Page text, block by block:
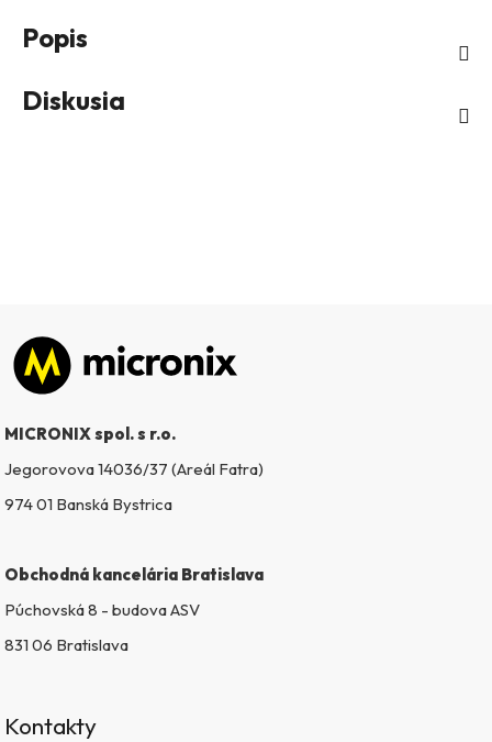
Popis
Diskusia
Zápätie
MICRONIX spol. s r.o.
Jegorovova 14036/37 (Areál Fatra)
974 01 Banská Bystrica
Obchodná kancelária Bratislava
Púchovská 8 - budova ASV
831 06 Bratislava
Kontakty